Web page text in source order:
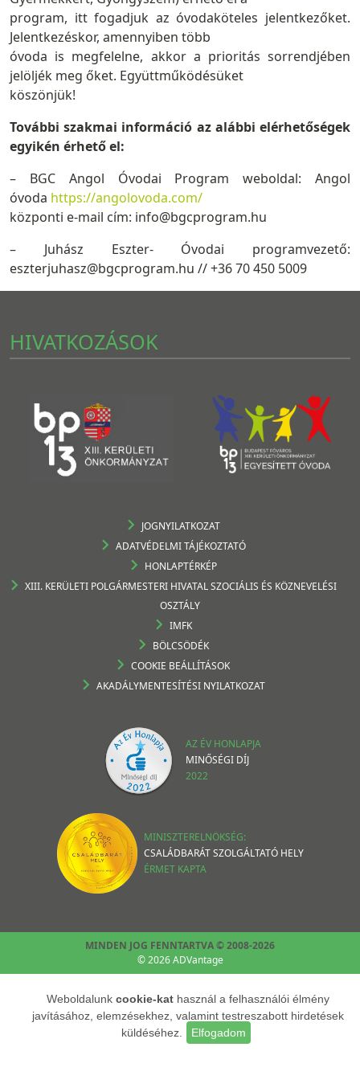
program, itt fogadjuk az óvodaköteles jelentkezőket.
Jelentkezéskor, amennyiben több
óvoda is megfelelne, akkor a prioritás sorrendjében
jelöljék meg őket. Együttműködésüket
köszönjük!
További szakmai információ az alábbi elérhetőségek
egyikén érhető el:
– BGC Angol Óvodai Program weboldal: Angol
óvoda https://angolovoda.com/
központi e-mail cím: info@bgcprogram.hu
– Juhász Eszter- Óvodai programvezető:
eszterjuhasz@bgcprogram.hu // +36 70 450 5009
HIVATKOZÁSOK
JOGNYILATKOZAT
ADATVÉDELMI TÁJÉKOZTATÓ
HONLAPTÉRKÉP
XIII. KERÜLETI POLGÁRMESTERI HIVATAL SZOCIÁLIS ÉS KÖZNEVELÉSI
OSZTÁLY
IMFK
BÖLCSÖDÉK
COOKIE BEÁLLÍTÁSOK
AKADÁLYMENTESÍTÉSI NYILATKOZAT
AZ ÉV HONLAPJA
MINŐSÉGI DÍJ
2022
MINISZTERELNÖKSÉG:
CSALÁDBARÁT SZOLGÁLTATÓ HELY
ÉRMET KAPTA
MINDEN JOG FENNTARTVA © 2008-2026
© 2026 ADVantage
Weboldalunk cookie-kat használ a felhasználói élmény
javításához, elemzésekhez, valamint testreszabott hirdetések
küldéséhez.
Elfogadom